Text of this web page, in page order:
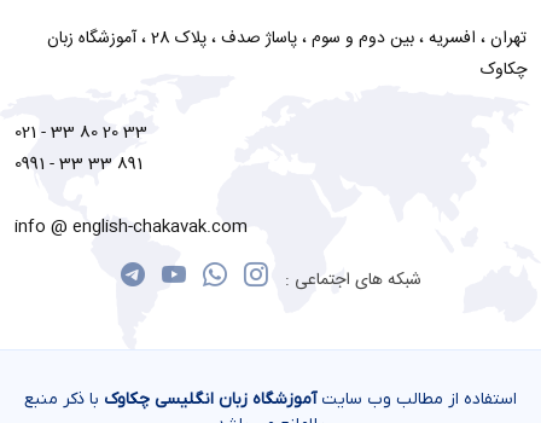
تهران ، افسریه ، بین دوم و سوم ، پاساژ صدف ، پلاک 28 ، آموزشگاه زبان
چکاوک
021 - 33 80 20 33
0991 - 33 33 891
info @ english-chakavak.com
شبکه های اجتماعی :
استفاده از مطالب وب سایتآموزشگاه زبان انگلیسی چکاوک با ذکر منبع